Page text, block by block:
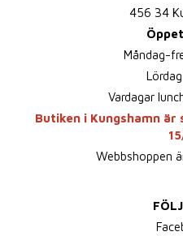
456 34
Måndag-
Vardagar
Butiken i Kungshamn
Webbshoppen